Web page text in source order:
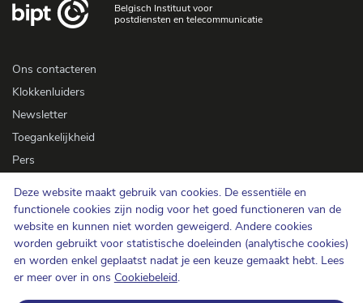
Deze website maakt gebruik van cookies. De essentiële en
functionele cookies zijn nodig voor het goed functioneren van de
website en kunnen niet worden geweigerd. Andere cookies
worden gebruikt voor statistische doeleinden (analytische cookies)
en worden enkel geplaatst nadat je een keuze gemaakt hebt. Lees
er meer over in ons Cookiebeleid.
Belgisch Instituut voor
postdiensten en telecommunicatie
Ons contacteren
Klokkenluiders
Newsletter
Toegankelijkheid
Pers
Cookiebeleid
Bescherming van de persoonlijke levenssfeer
Gebruiksvoorwaarden en auteursrechten
Informatiecategorisering
Open data